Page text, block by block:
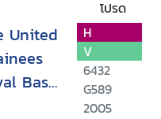
โปรด
United
Base
H
V
6432
G589
2005